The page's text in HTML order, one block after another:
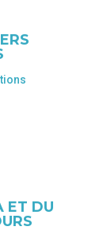
ET DU